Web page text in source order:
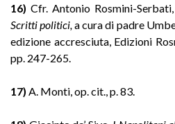
16) Cfr. Antonio Rosmini-Serbati,
Scritti politici, a cura di padre
edizione accresciuta, Edizioni
pp. 247-265.
17) A. Monti, op. cit., p. 83.